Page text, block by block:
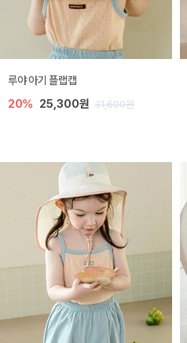
루야 아기 플랩캡
20% 25,300원 31,600원